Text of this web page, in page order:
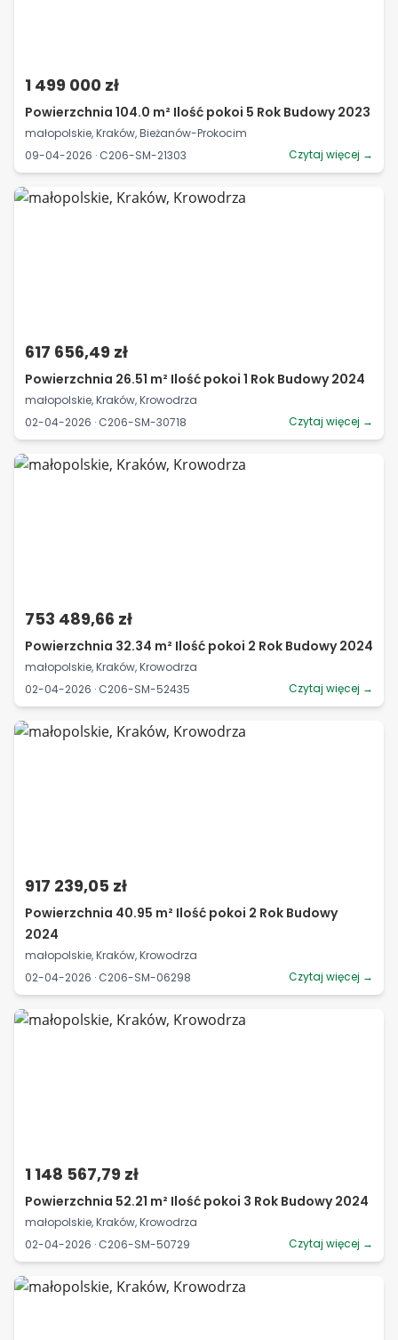
1 499 000 zł
Powierzchnia 104.0 m² Ilość pokoi 5 Rok Budowy 2023
małopolskie, Kraków, Bieżanów-Prokocim
09-04-2026 · C206-SM-21303
Czytaj więcej →
617 656,49 zł
Powierzchnia 26.51 m² Ilość pokoi 1 Rok Budowy 2024
małopolskie, Kraków, Krowodrza
02-04-2026 · C206-SM-30718
Czytaj więcej →
753 489,66 zł
Powierzchnia 32.34 m² Ilość pokoi 2 Rok Budowy 2024
małopolskie, Kraków, Krowodrza
02-04-2026 · C206-SM-52435
Czytaj więcej →
917 239,05 zł
Powierzchnia 40.95 m² Ilość pokoi 2 Rok Budowy
2024
małopolskie, Kraków, Krowodrza
02-04-2026 · C206-SM-06298
Czytaj więcej →
1 148 567,79 zł
Powierzchnia 52.21 m² Ilość pokoi 3 Rok Budowy 2024
małopolskie, Kraków, Krowodrza
02-04-2026 · C206-SM-50729
Czytaj więcej →